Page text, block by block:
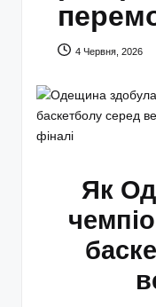
4 Червня, 2026
Як